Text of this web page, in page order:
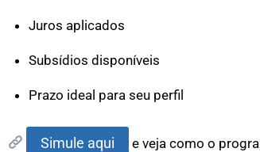
Juros aplicados
Subsídios disponíveis
Prazo ideal para seu perfil
Simule aqui e veja como o